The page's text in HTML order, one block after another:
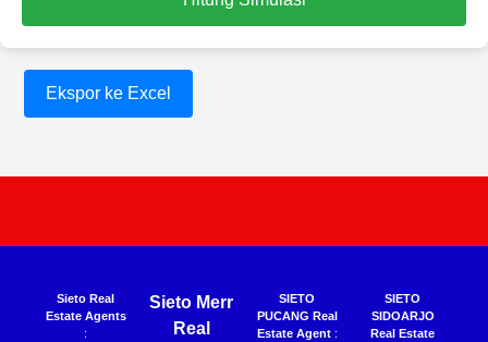
Ekspor ke Excel
Sieto Real
Estate Agents
:
Sieto Merr
Real
SIETO
PUCANG Real
Estate Agent:
SIETO
SIDOARJO
Real Estate